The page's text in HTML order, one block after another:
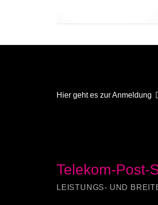
Hier geht es zur Anmeldung
Telekom-Post-
LEISTUNGS- UND